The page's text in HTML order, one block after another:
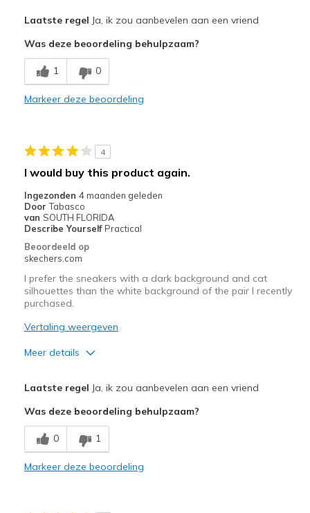
Minpunten
Need Break In
Feels true to width
Sizing
Feels true to size
View On Shoes
Shoes are for Wearing
Laatste regel Ja, ik zou aanbevelen aan een vriend
Was deze beoordeling behulpzaam?
1 0
Markeer deze beoordeling
4
I would buy this product again.
Ingezonden 4 maanden geleden
Door Tabasco
van SOUTH FLORIDA
Describe Yourself Practical
Beoordeeld op
skechers.com
I prefer the sneakers with a dark background and cat
silhouettes than the white background of the pair I recently
purchased.
Vertaling weergeven
Meer details
Comfortable
Durable
Laatste regel Ja, ik zou aanbevelen aan een vriend
Was deze beoordeling behulpzaam?
0 1
Markeer deze beoordeling